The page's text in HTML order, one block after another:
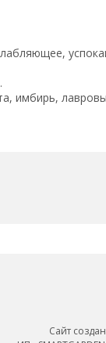
имбирь,
Сайт